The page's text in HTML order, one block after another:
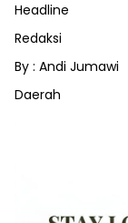
Headline
Redaksi
By : Andi Jumawi
Daerah